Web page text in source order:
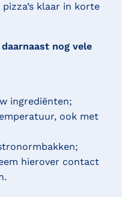
klaar in korte
nog vele
ingrediënten;
ook met
hierover contact